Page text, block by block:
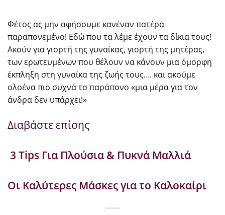
Φέτος ας μην αφήσουμε κανέναν πατέρα
παραπονεμένο! Εδώ που τα λέμε έχουν τα δίκια τους!
Ακούν για γιορτή της γυναίκας, γιορτή της μητέρας,
των ερωτευμένων που θέλουν να κάνουν μια όμορφη
έκπληξη στη γυναίκα της ζωής τους…. και ακούμε
ολοένα πιο συχνά το παράπονο «μια μέρα για τον
άνδρα δεν υπάρχει!»
Διαβάστε επίσης
3 Tips Για Πλούσια & Πυκνά Μαλλιά
Οι Καλύτερες Μάσκες για το Καλοκαίρι